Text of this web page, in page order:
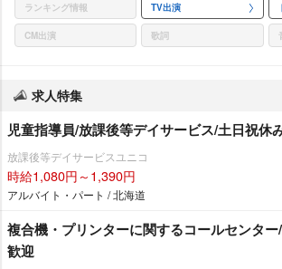
ランキング情報 TV出演
CM出演 歌詞
求人特集
児童指導員/放課後等デイサービス/土日祝休
放課後等デイサービスユニコ
時給1,080円～1,390円
アルバイト・パート / 北海道
複合機・プリンターに関するコールセンタ
歓迎